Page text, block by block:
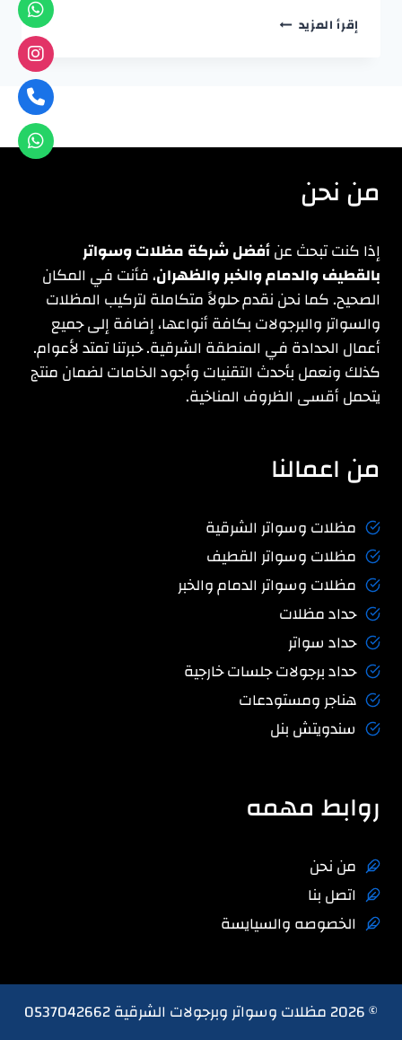
إقرأ المزيدتركيب
–
80
ريال
2026
من نحن
إذا كنت تبحث عنأفضل شركة مظلات وسواتر
بالقطيف والدمام والخبر والظهران، فأنت في المكان
الصحيح. كما نحن نقدم حلولاً متكاملة لتركيب المظلات
والسواتر والبرجولات بكافة أنواعها، إضافة إلى جميع
أعمال الحدادة في المنطقة الشرقية. خبرتنا تمتد لأعوام.
كذلك ونعمل بأحدث التقنيات وأجود الخامات لضمان منتج
يتحمل أقسى الظروف المناخية.
من اعمالنا
مظلات وسواتر الشرقية
مظلات وسواتر القطيف
مظلات وسواتر الدمام والخبر
حداد مظلات
حداد سواتر
حداد برجولات جلسات خارجية
هناجر ومستودعات
سندويتش بنل
روابط مهمه
من نحن
اتصل بنا
الخصوصه والسيايسة
© 2026 مظلات وسواتر وبرجولات الشرقية 0537042662